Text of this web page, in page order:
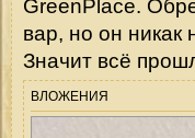
GreenPlace.
вар, но он никак
Значит всё
ВЛОЖЕНИЯ